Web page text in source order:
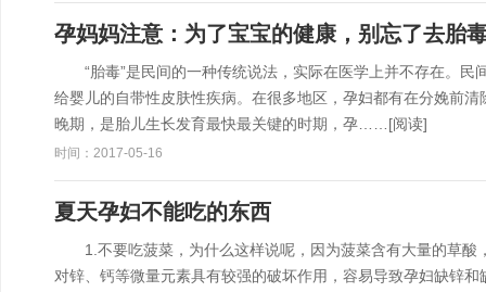
孕妈妈注意：为了宝宝的健康，别忘了去胎
“胎毒”是民间的一种传统说法，实际在医学上并不存在。民
给婴儿的自带性皮肤性疾病。在很多地区，孕妇都有在分娩
晚期，是胎儿生长发育最快最关键的时期，孕…… [阅读]
时间：2017-05-16
夏天孕妇不能吃的东西
1.不要吃菠菜，为什么这样说呢，因为菠菜含有大量的草酸
对锌、钙等微量元素具有较强的破坏作用，容易导致孕妇缺锌